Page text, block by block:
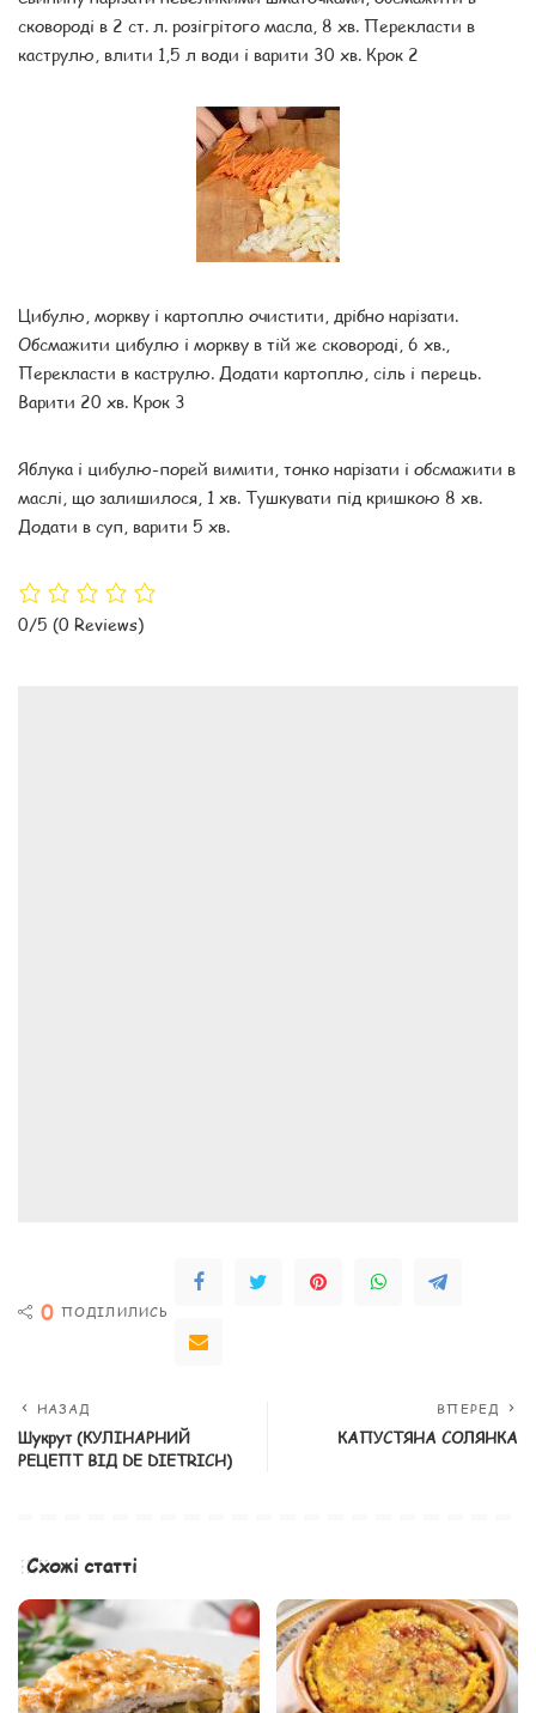
сковороді в 2 ст. л. розігрітого масла, 8 хв. Перекласти в
каструлю, влити 1,5 л води і варити 30 хв. Крок 2
Цибулю, моркву і картоплю очистити, дрібно нарізати.
Обсмажити цибулю і моркву в тій же сковороді, 6 хв.,
Перекласти в каструлю. Додати картоплю, сіль і перець.
Варити 20 хв. Крок 3
Яблука і цибулю-порей вимити, тонко нарізати і обсмажити в
маслі, що залишилося, 1 хв. Тушкувати під кришкою 8 хв.
Додати в суп, варити 5 хв.
0/5 (0 Reviews)
0 ПОДІЛИЛИСЬ
НАЗАД
Шукрут (КУЛІНАРНИЙ
РЕЦЕПТ ВІД DE DIETRICH)
ВПЕРЕД
КАПУСТЯНА СОЛЯНКА
Схожі статті